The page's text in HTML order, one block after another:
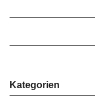
Kategorien